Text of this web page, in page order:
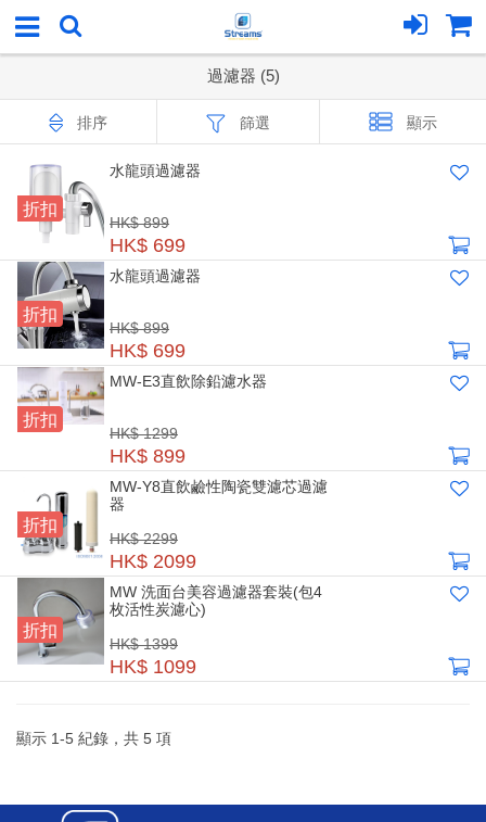
過濾器 (5)
排序 篩選 顯示
折扣
水龍頭過濾器
HK$ 899
HK$ 699
折扣
水龍頭過濾器
HK$ 899
HK$ 699
折扣
MW-E3直飲除鉛濾水器
HK$ 1299
HK$ 899
折扣
MW-Y8直飲鹼性陶瓷雙濾芯過濾
器
HK$ 2299
HK$ 2099
折扣
MW 洗面台美容過濾器套裝(包4
枚活性炭濾心)
HK$ 1399
HK$ 1099
顯示 1-5 紀錄，共 5 項